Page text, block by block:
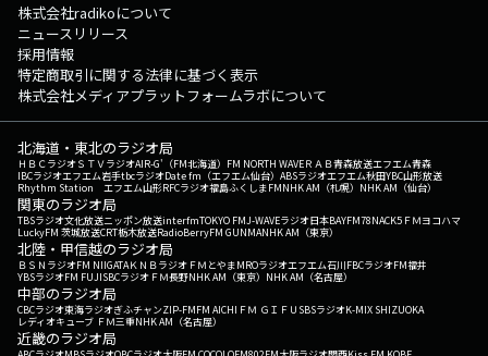
株式会社radikoについて
ニュースリリース
採用情報
特定商取引に関する法律に基づく表示
株式会社メディアプラットフォームラボについて
北海道・東北のラジオ局
ＨＢＣラジオＳＴＶラジオAIR-G'（FM北海道） FM NORTH WAVEＲＡＢ青森放送エフエム青森
IBCラジオエフエム岩手tbcラジオDate fm（エフエム仙台） ABSラジオエフエム秋田YBC山形放送
Rhythm Station エフエム山形RFCラジオ福島ふくしまFMNHK AM（札幌） NHK AM（仙台）
関東のラジオ局
TBSラジオ文化放送ニッポン放送interfmTOKYO FMJ-WAVEラジオ日本BAYFM78NACK5 ＦＭヨコハマ
LuckyFM 茨城放送CRT栃木放送RadioBerryFM GUNMANHK AM（東京）
北陸・甲信越のラジオ局
ＢＳＮラジオFM NIIGATAＫＮＢラジオ ＦＭとやまMROラジオエフエム石川FBCラジオFM福井
YBSラジオFM FUJISBCラジオ ＦＭ長野NHK AM（東京） NHK AM（名古屋）
中部のラジオ局
CBCラジオ東海ラジオぎふチャンZIP-FMFM AICHI ＦＭ ＧＩＦＵ SBSラジオK-MIX SHIZUOKA
レディオキューブ ＦＭ三重NHK AM（名古屋）
近畿のラジオ局